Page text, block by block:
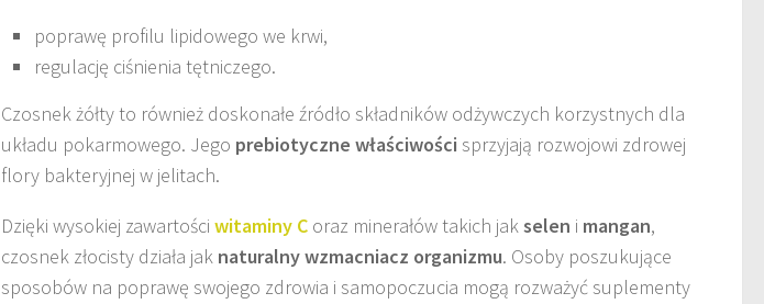
poprawę profilu lipidowego we krwi,
regulację ciśnienia tętniczego.
Czosnek żółty to również doskonałe źródło składników odżywczych korzystnych dla
układu pokarmowego. Jego prebiotyczne właściwości sprzyjają rozwojowi zdrowej
flory bakteryjnej w jelitach.
Dzięki wysokiej zawartości witaminy C oraz minerałów takich jakselen i mangan,
czosnek złocisty działa jak naturalny wzmacniacz organizmu. Osoby poszukujące
sposobów na poprawę swojego zdrowia i samopoczucia mogą rozważyć suplementy